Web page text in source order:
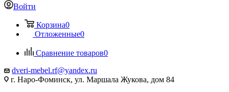
Войти
Корзина0
Отложенные0
Сравнение товаров0
dveri-mebel.rf@yandex.ru
г. Наро-Фоминск, ул. Маршала Жукова, дом 84